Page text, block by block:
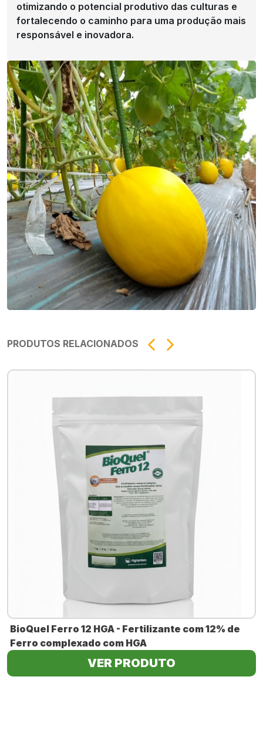
otimizando o potencial produtivo das culturas e
fortalecendo o caminho para uma produção mais
responsável e inovadora.
PRODUTOS RELACIONADOS
BioQuel Ferro 12 HGA - Fertilizante com 12% de
Ferro complexado com HGA
VER PRODUTO